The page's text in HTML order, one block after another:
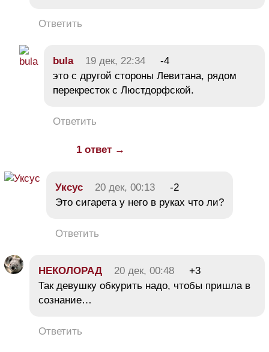
Ответить
bula 19 дек, 22:34
-4
это с другой стороны Левитана, рядом
перекресток с Люстдорфской.
Ответить
1 ответ →
Уксус 20 дек, 00:13
-2
Это сигарета у него в руках что ли?
Ответить
НЕКОЛОРАД 20 дек, 00:48
+3
Так девушку обкурить надо, чтобы пришла в
сознание…
Ответить